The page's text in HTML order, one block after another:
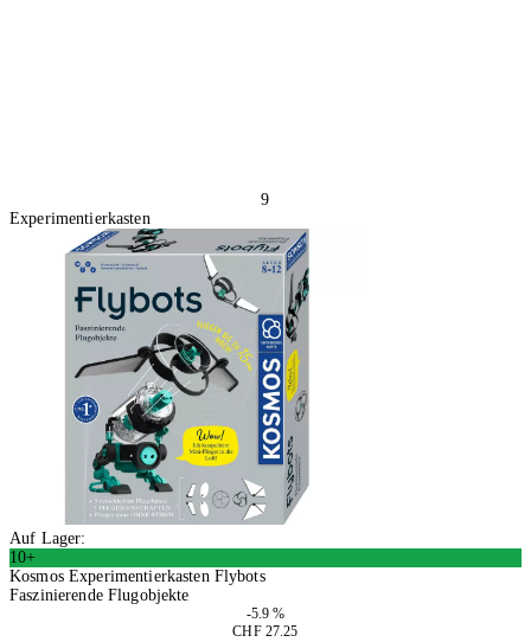
9
Experimentierkasten
Auf Lager:
10+
Kosmos Experimentierkasten Flybots
Faszinierende Flugobjekte
-5.9 %
CHF 27.25